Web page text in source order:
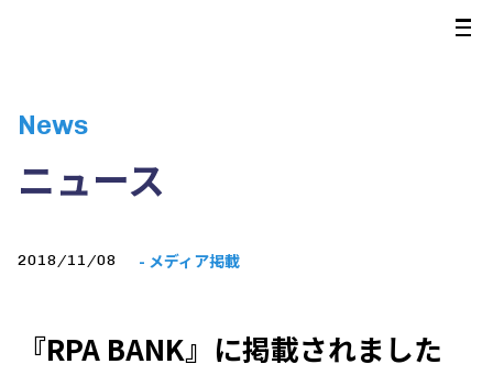
News
ニュース
2018/11/08 - メディア掲載
『RPA BANK』に掲載されました